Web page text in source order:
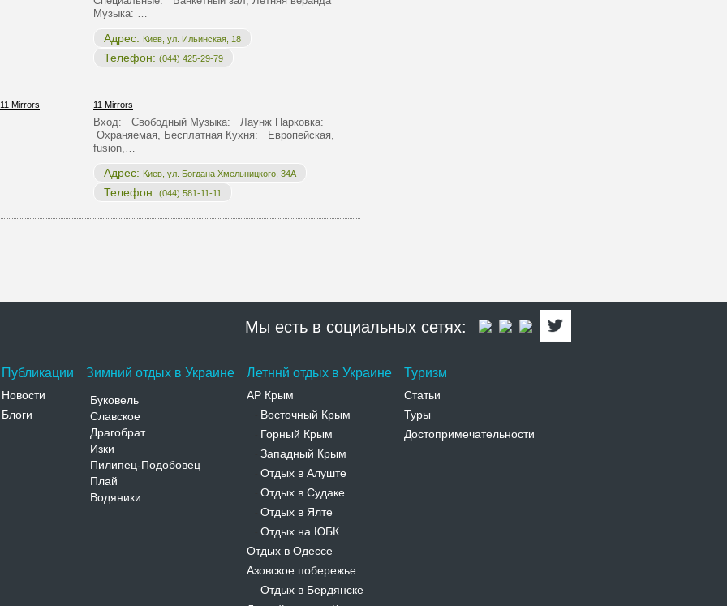
Музыка: …
Адрес: Киев, ул. Ильинская, 18
Телефон: (044) 425-29-79
11 Mirrors
Вход: Свободный Музыка: Лаунж Парковка:
Охраняемая, Бесплатная Кухня: Европейская,
fusion,…
Адрес: Киев, ул. Богдана Хмельницкого, 34А
Телефон: (044) 581-11-11
Мы есть в социальных сетях:
Публикации
Новости
Блоги
Зимний отдых в Украине
Буковель
Славское
Драгобрат
Изки
Пилипец-Подобовец
Плай
Водяники
Летннй отдых в Украине
АР Крым
Восточный Крым
Горный Крым
Западный Крым
Отдых в Алуште
Отдых в Судаке
Отдых в Ялте
Отдых на ЮБК
Отдых в Одессе
Азовское побережье
Отдых в Бердянске
Туризм
Статьи
Туры
Достопримечательности